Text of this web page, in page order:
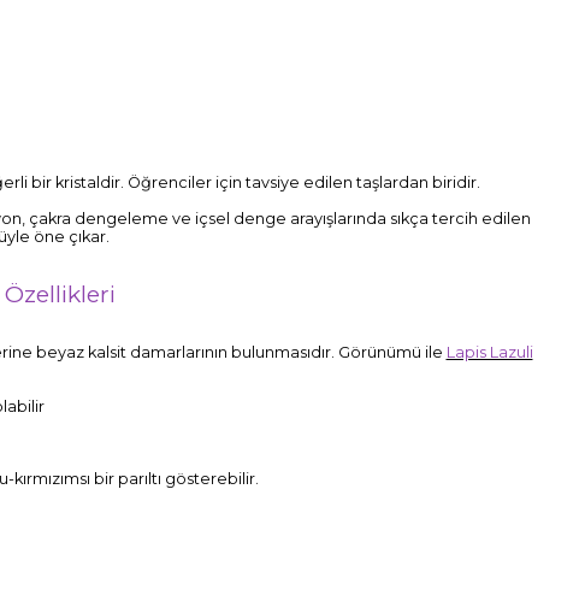
bir kristaldir. Öğrenciler için tavsiye edilen taşlardan biridir.
çakra dengeleme ve içsel denge arayışlarında sıkça tercih edilen
öne çıkar.
Özellikleri
beyaz kalsit damarlarının bulunmasıdır. Görünümü ile Lapis Lazuli
bir parıltı gösterebilir.